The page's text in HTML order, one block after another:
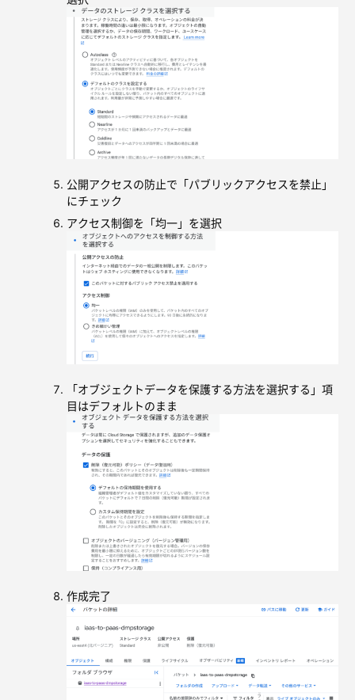
公開アクセスの防止で「パブリックアクセスを禁止」
にチェック
アクセス制御を「均一」を選択
「オブジェクトデータを保護する方法を選択する」項
目はデフォルトのまま
作成完了